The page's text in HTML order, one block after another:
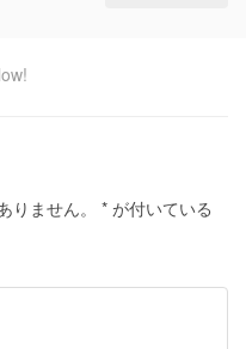
ません。 * が付いている